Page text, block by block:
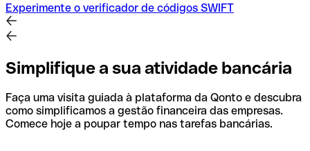
Experimente o verificador de códigos SWIFT
Simplifique a sua atividade bancária
Faça uma visita guiada à plataforma da Qonto e descubra
como simplificamos a gestão financeira das empresas.
Comece hoje a poupar tempo nas tarefas bancárias.